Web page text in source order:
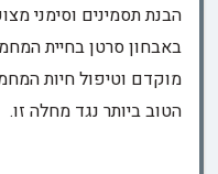
הבנת תסמינים וסימני
באבחון סרטן בחיית
מוקדם וטיפול חיות
הטוב ביותר נגד מחלה זו.